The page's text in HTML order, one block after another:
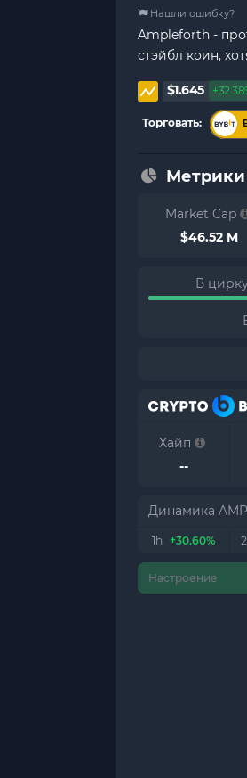
Нашли ошибку?
Ampleforth -
стэйбл коин,
$1.645
Торговать:
Метрики
Market Cap
$46.52 M
В
Хайп
--
Динамика
1h +30.60%
Настроение